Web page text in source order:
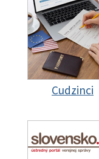
Cudzinci